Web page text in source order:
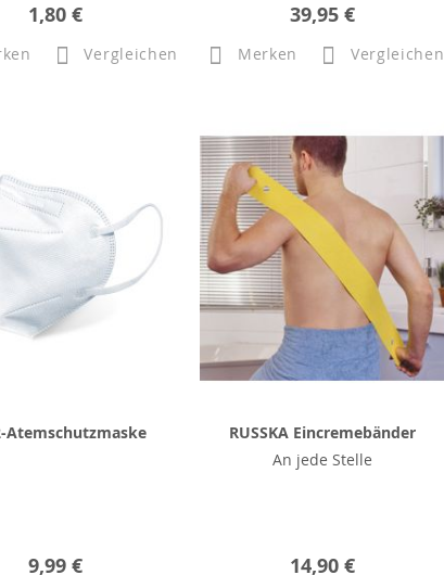
1,80 €
Vergleichen
39,95 €
Merken Vergleichen
Atemschutzmaske
9,99 €
RUSSKA Eincremebänder
An jede Stelle
14,90 €